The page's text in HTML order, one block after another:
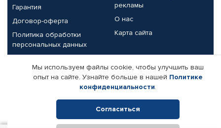
Гарантия
Договор-оферта
Политика обработки
персональных данных
рекламы
О нас
Карта сайта
Партнерам
Корпоративным клиентам
Поставщикам
Реквизиты компании
Мы используем файлы cookie, чтобы улучшить ваш
опыт на сайте. Узнайте больше в нашей Политике
конфиденциальности.
Согласиться